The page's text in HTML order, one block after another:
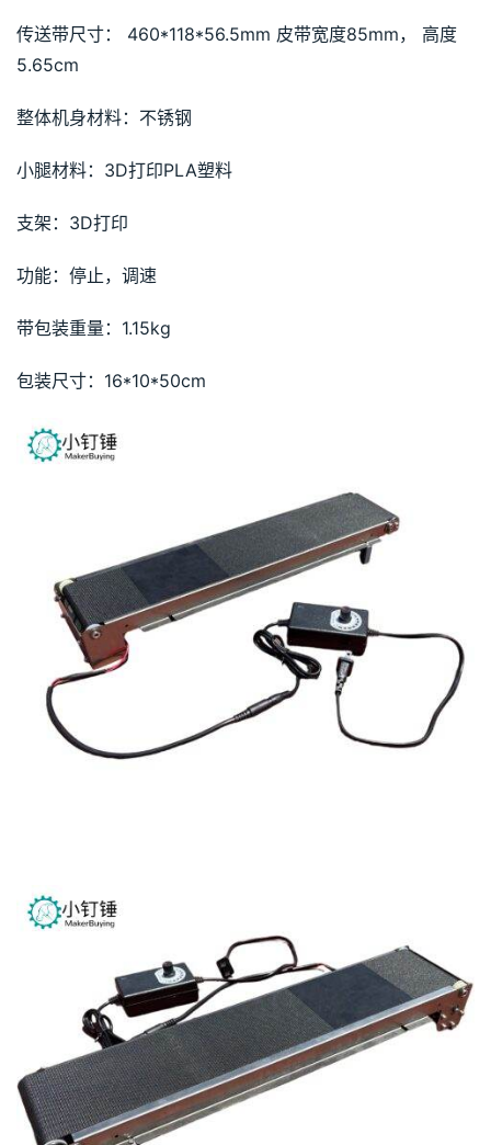
传送带尺寸： 460*118*56.5mm 皮带宽度85mm， 高度
5.65cm
整体机身材料：不锈钢
小腿材料：3D打印PLA塑料
支架：3D打印
功能：停止，调速
带包装重量：1.15kg
包装尺寸：16*10*50cm